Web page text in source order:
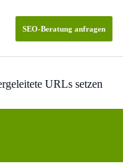
SEO-Beratung anfragen
URLs setzen